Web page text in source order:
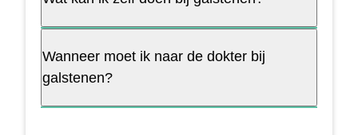
Wanneer moet ik naar de dokter bij
galstenen?